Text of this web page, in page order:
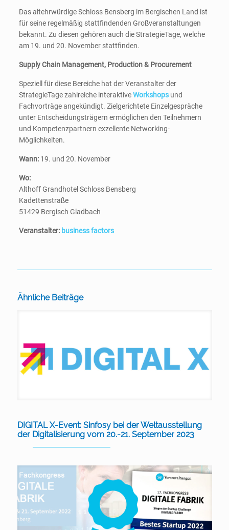
Das altehrwürdige Schloss Bensberg im Bergischen Land ist
für seine regelmäßig stattfindenden Großveranstaltungen
bekannt. Zu diesen gehören auch die StrategieTage, welche
am 19. und 20. November stattfinden.
Supply Chain Management, Production & Procurement
Speziell für diese Bereiche hat der Veranstalter der
StrategieTage zahlreiche interaktiveWorkshops und
Fachvorträge angekündigt. Zielgerichtete Einzelgespräche
unter Entscheidungsträgern ermöglichen den Teilnehmern
und Kompetenzpartnern exzellente Networking-
Möglichkeiten.
Wann: 19. und 20. November
Wo:
Althoff Grandhotel Schloss Bensberg
Kadettenstraße
51429 Bergisch Gladbach
Veranstalter: business factors
Ähnliche Beiträge
DIGITAL X-Event: Sinfosy bei der Weltausstellung
der Digitalisierung vom 20.-21. September 2023